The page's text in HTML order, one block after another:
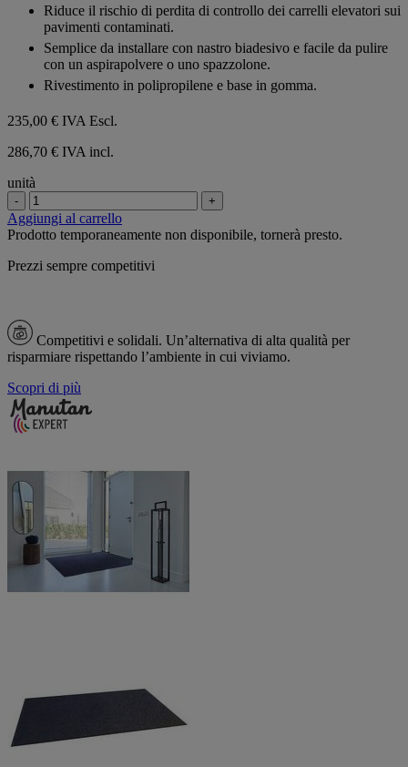
Riduce il rischio di perdita di controllo dei carrelli elevatori sui
pavimenti contaminati.
Semplice da installare con nastro biadesivo e facile da pulire
con un aspirapolvere o uno spazzolone.
Rivestimento in polipropilene e base in gomma.
235,00 € IVA Escl.
286,70 € IVA incl.
unità
- +
Aggiungi al carrello
Prodotto temporaneamente non disponibile, tornerà presto.
Prezzi sempre competitivi
Competitivi e solidali. Un’alternativa di alta qualità per
risparmiare rispettando l’ambiente in cui viviamo.
Scopri di più